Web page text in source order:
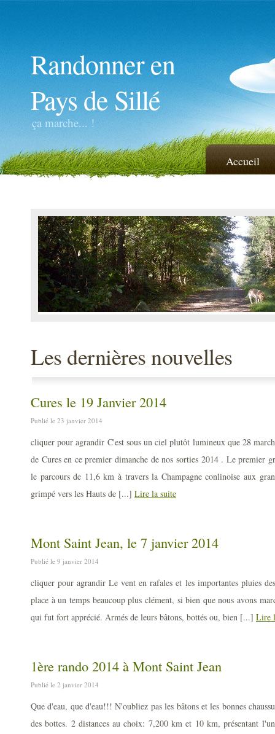
Randonner en
Pays de Sillé
ça marche... !
Accueil
Les dernières nouvelles
Cures le 19 Janvier 2014
Publié le 23 janvier 2014
cliquer pour agrandir C'est sous un ciel plutôt lumineux que 28
de Cures en ce premier dimanche de nos sorties 2014 . Le premier
le parcours de 11,6 km à travers la Champagne conlinoise aux
grimpé vers les Hauts de [...] Lire la suite
Mont Saint Jean, le 7 janvier 2014
Publié le 9 janvier 2014
cliquer pour agrandir Le vent en rafales et les importantes pluies
place à un temps beaucoup plus clément, si bien que nous avons
qui fut fort apprécié. Armés de leurs bâtons, bottés ou, bien [...] Lire
1ère rando 2014 à Mont Saint Jean
Publié le 2 janvier 2014
Que d'eau, que d'eau!!! N'oubliez pas les bâtons et les bonnes
des bottes. 2 distances au choix: 7,200 km et 10 km, présentant